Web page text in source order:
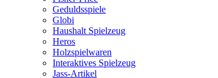
Geduldsspiele
Globi
Haushalt Spielzeug
Heros
Holzspielwaren
Interaktives Spielzeug
Jass-Artikel